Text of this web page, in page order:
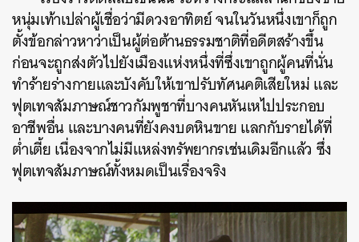
หนุ่มเท้าเปล่าผู้เชื่อว่ามีดวงอาทิตย์ จนในวันหนึ่งเขาก็ถูก
ตั้งข้อกล่าวหาว่าเป็นผู้ต่อต้านธรรมชาติที่อดีตสร้างขึ้น
ก่อนจะถูกส่งตัวไปยังเมืองแห่งหนึ่งที่ซึ่งเขาถูกผู้คนที่นั่น
ทำร้ายร่างกายและบังคับให้เขาปรับทัศนคติเสียใหม่ และ
ฟุตเทจสัมภาษณ์ชาวกัมพูชาที่บางคนหันเหไปประกอบ
อาชีพอื่น และบางคนที่ยังคงบดหินขาย แลกกับรายได้ที่
ต่ำเตี้ย เนื่องจากไม่มีแหล่งทรัพยากรเช่นเดิมอีกแล้ว ซึ่ง
ฟุตเทจสัมภาษณ์ทั้งหมดเป็นเรื่องจริง